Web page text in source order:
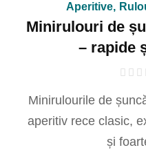
Aperitive,
Minirulouri de
– rapide
Minirulourile de
aperitiv rece clasic,
și